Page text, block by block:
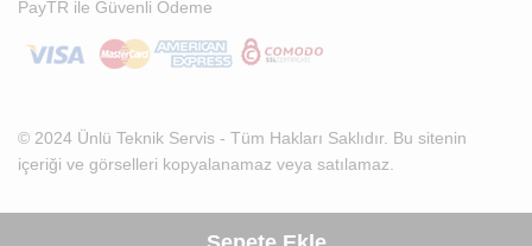
© 2024 Ünlü Teknik Servis - Tüm Hakları Saklıdır. Bu sitenin
içeriği ve görselleri kopyalanamaz veya satılamaz.
PayTR ile Güvenli Ödeme